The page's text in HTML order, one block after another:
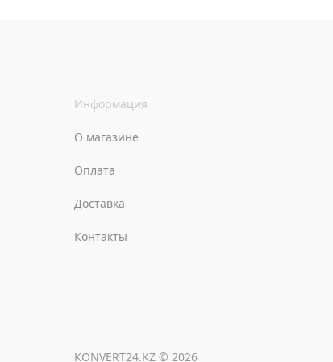
Информация
О магазине
Оплата
Доставка
Контакты
KONVERT24.KZ © 2026